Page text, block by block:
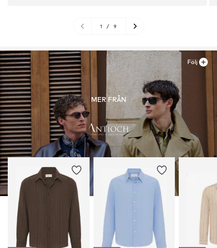
1 / 9
MER FRÅN
Följ